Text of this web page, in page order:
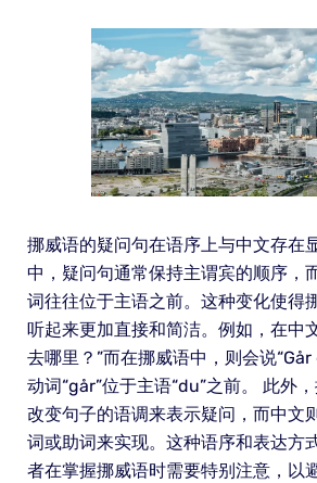
挪威语的疑问句在语序上与中文存在
中，疑问句通常保持主谓宾的顺序，
词往往位于主语之前。这种变化使得
听起来更加直接和简洁。例如，在中
去哪里？”而在挪威语中，则会说
动词“går”位于主语“du”之前。 此外
改变句子的语调来表示疑问，而中文
词或助词来实现。这种语序和表达方
者在掌握挪威语时需要特别注意，以